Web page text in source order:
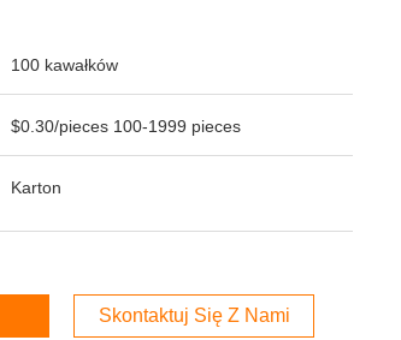
100 kawałków
$0.30/pieces 100-1999 pieces
Karton
Skontaktuj Się Z Nami